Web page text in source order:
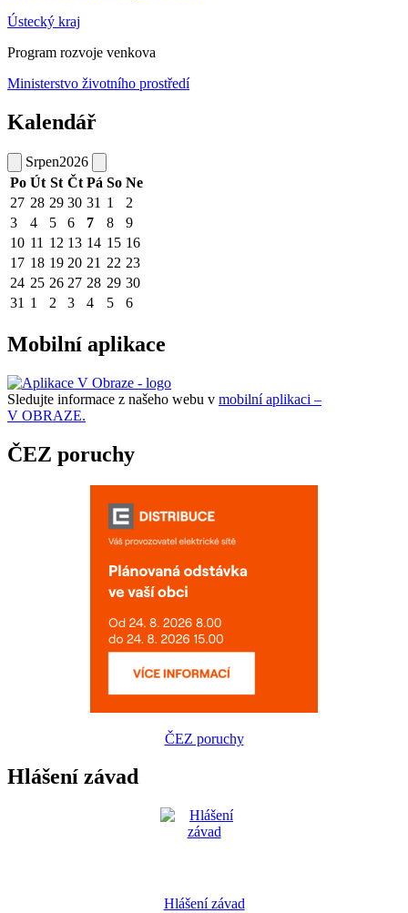
Ústecký kraj
Program rozvoje venkova
Ministerstvo životního prostředí
Kalendář
Srpen2026
Po Út St Čt Pá So Ne
27 28 29 30 31 1
2
3
4 5 6 7 8
9
10 11 12 13 14 15 16
17 18 19 20 21 22 23
24 25 26 27 28 29 30
31 1 2 3 4 5 6
Mobilní aplikace
Sledujte informace z našeho webu v mobilní aplikaci –
V OBRAZE.
ČEZ poruchy
ČEZ poruchy
Hlášení závad
Hlášení závad